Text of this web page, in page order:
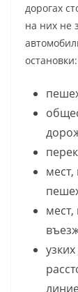
дорогах
на них не
остановки: